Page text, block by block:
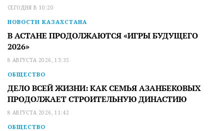
СЕГОДНЯ В 10:20
НОВОСТИ КАЗАХСТАНА
В АСТАНЕ ПРОДОЛЖАЮТСЯ «ИГРЫ БУДУЩЕГО
2026»
8 АВГУСТА 2026, 13:35
ОБЩЕСТВО
ДЕЛО ВСЕЙ ЖИЗНИ: КАК СЕМЬЯ АЗАНБЕКОВЫХ
ПРОДОЛЖАЕТ СТРОИТЕЛЬНУЮ ДИНАСТИЮ
8 АВГУСТА 2026, 11:42
ОБЩЕСТВО